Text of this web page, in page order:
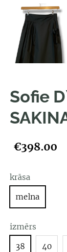
Sofie
€398.00
krāsa
melna
izmērs
38
40